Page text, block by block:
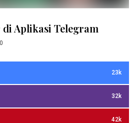
Aplikasi Telegram
23k
32k
42k